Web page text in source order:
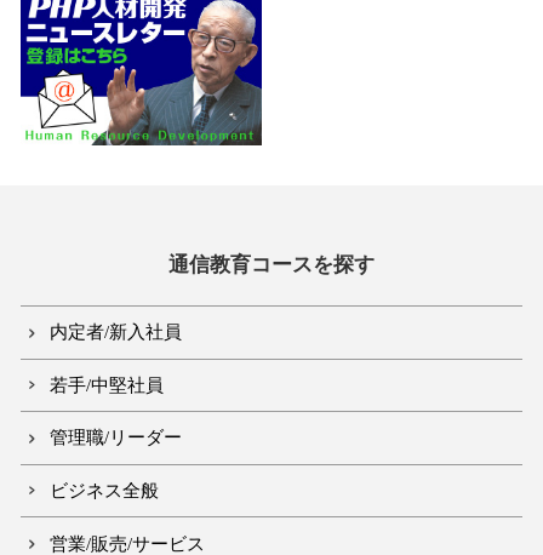
通信教育コースを探す
内定者/新入社員
若手/中堅社員
管理職/リーダー
ビジネス全般
営業/販売/サービス